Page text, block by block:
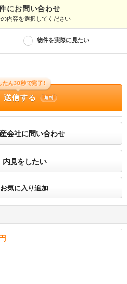
にお問い合わせ
内容を選択してください
物件を実際に見たい
たん30秒で完了!
送信する 無料
会社に問い合わせ
内見をしたい
お気に入り追加